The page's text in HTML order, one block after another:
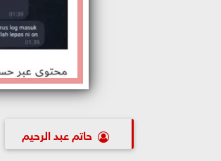
حاتم عبد الرحيم